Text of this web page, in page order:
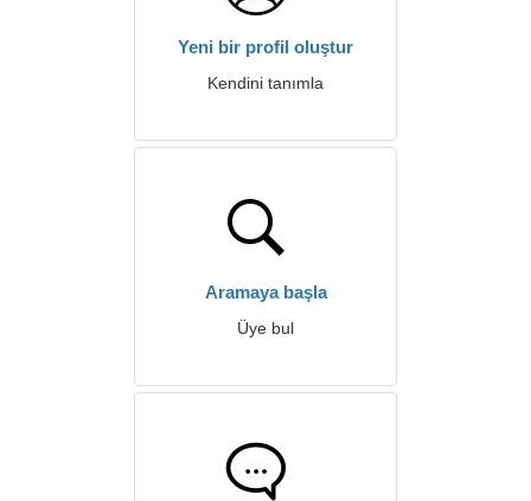
Yeni bir profil oluştur
Kendini tanımla
Aramaya başla
Üye bul